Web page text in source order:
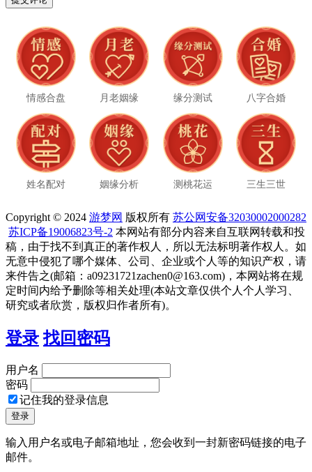
情感合盘 月老姻缘 缘分测试 八字合婚
姓名配对 姻缘分析 测桃花运 三生三世
Copyright © 2024 游梦网 版权所有 苏公网安备32030002000282
苏ICP备19006823号-2 本网站有部分内容来自互联网转载和投
稿，由于找不到真正的著作权人，所以无法标明著作权人。如
无意中侵犯了哪个媒体、公司、企业或个人等的知识产权，请
来件告之(邮箱：a09231721zachen0@163.com)，本网站将在规
定时间内给予删除等相关处理(本站文章仅供个人个人学习、
研究或者欣赏，版权归作者所有)。
登录 找回密码
用户名
密码
记住我的登录信息
输入用户名或电子邮箱地址，您会收到一封新密码链接的电子
邮件。